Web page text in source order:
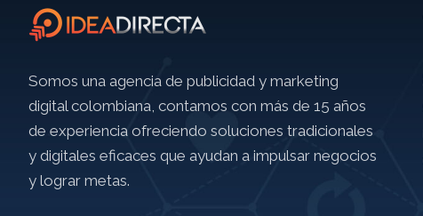
Somos una agencia de publicidad y marketing
digital colombiana, contamos con más de 15 años
de experiencia ofreciendo soluciones tradicionales
y digitales eficaces que ayudan a impulsar negocios
y lograr metas.